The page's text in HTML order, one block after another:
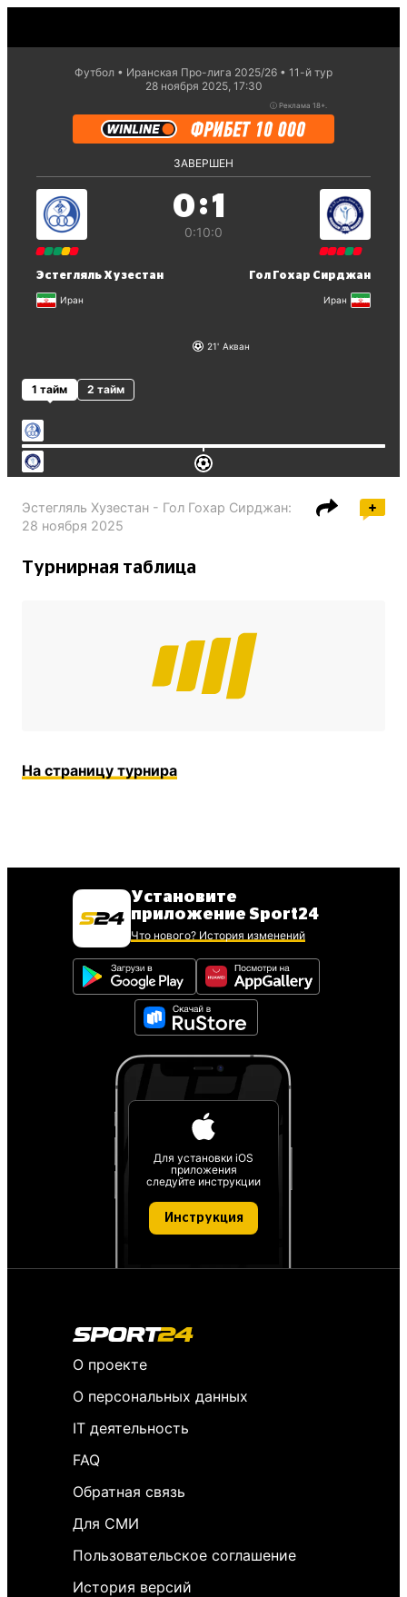
Футбол Иранская Про-лига 2025/26
11-й тур
28 ноября 2025, 17:30
ⓘ Реклама 18+.
ЗАВЕРШЕН
Эстегляль Хузестан
Иран
0:1
0:10:0
Гол Гохар Сирджан
Иран
21 Акван
1 тайм 2 тайм
Эстегляль Хузестан - Гол Гохар Сирджан:
28 ноября 2025
Турнирная таблица
На страницу турнира
Установите
приложение Sport24
Что нового? История изменений
Для установки iOS
приложения
следуйте инструкции
Инструкция
О проекте
О персональных данных
IT деятельность
FAQ
Обратная связь
Для СМИ
Пользовательское соглашение
История версий